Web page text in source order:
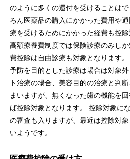
のように多くの還付を受けることは
ろん医薬品の購入にかかった費用や
療を受けるためにかかった経費も控除
高額療養費制度では保険診療のみし
費控除は自由診療も対象となります
予防を目的とした診療は場合は対象
ト治療の場合、美容目的の治療と判
まいますが、無くなった歯の機能を
ば控除対象となります。 控除対象に
の審査も入りますが、最近は控除対
いようです。